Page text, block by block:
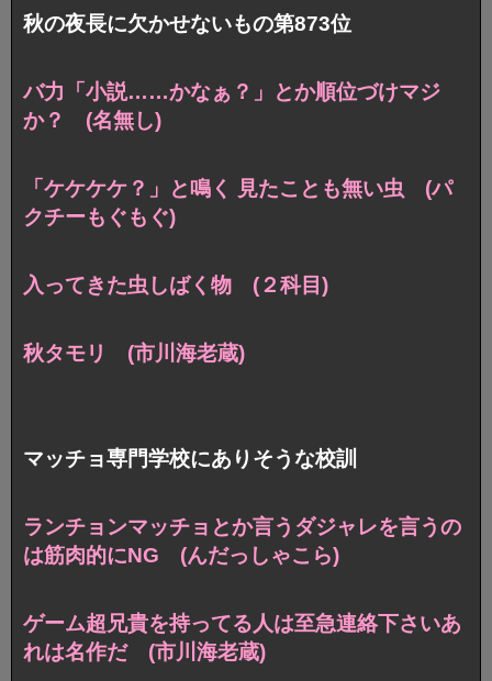
秋の夜長に欠かせないもの第873位
バ力「小説……かなぁ？」とか順位づけマジ
か？ (名無し)
「ケケケケ？」と鳴く 見たことも無い虫 (パ
クチーもぐもぐ)
入ってきた虫しばく物 (２科目)
秋タモリ (市川海老蔵)
マッチョ専門学校にありそうな校訓
ランチョンマッチョとか言うダジャレを言うの
は筋肉的にNG (んだっしゃこら)
ゲーム超兄貴を持ってる人は至急連絡下さいあ
れは名作だ (市川海老蔵)